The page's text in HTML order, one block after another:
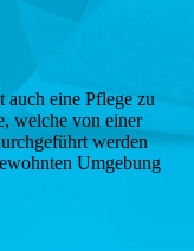
auch eine Pflege zu
welche von einer
werden
Umgebung